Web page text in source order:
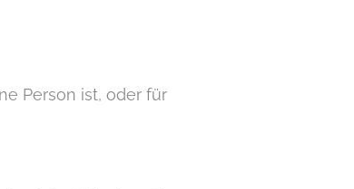
Person ist, oder für